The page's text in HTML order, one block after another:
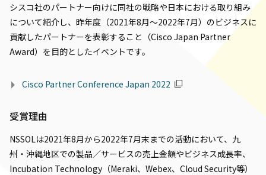
シスコ社のパートナー向けに同社の戦略や日本における取り組み
について紹介し、昨年度（2021年8月～2022年7月）のビジネスに
貢献したパートナーを表彰すること（Cisco Japan Partner
Award）を目的としたイベントです。
Cisco Partner Conference Japan 2022
受賞理由
NSSOLは2021年8月から2022年7月末までの活動において、九
州・沖縄地区での製品／サービスの売上金額やビジネス成長率、
Incubation Technology（Meraki、Webex、Cloud Security等）